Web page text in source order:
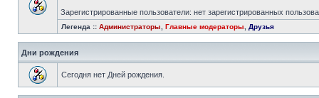
Зарегистрированные пользователи: нет зарегистрированных
Легенда :: Администраторы Главные модераторы Друзья
Дни рождения
Сегодня нет Дней рождения.